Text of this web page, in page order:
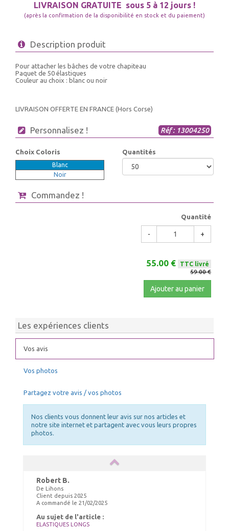
LIVRAISON GRATUITE sous 5 à 12 jours !
(après la confirmation de la disponibilité en stock et du paiement)
Description produit
Pour attacher les bâches de votre chapiteau
Paquet de 50 élastiques
Couleur au choix : blanc ou noir
LIVRAISON OFFERTE EN FRANCE (Hors Corse)
Personnalisez ! Réf : 13004250
Choix Coloris
Blanc
Noir
Quantités
Commandez !
Quantité
- +
55.00 €
TTC livré
59.00 €
Ajouter au panier
Les expériences clients
Vos avis
Vos photos
Partagez votre avis / vos photos
Nos clients vous donnent leur avis sur nos articles et
notre site internet et partagent avec vous leurs propres
photos.
Robert B.
De Lihons
Client depuis 2025
A commandé le 21/02/2025
Au sujet de l'article :
ELASTIQUES LONGS